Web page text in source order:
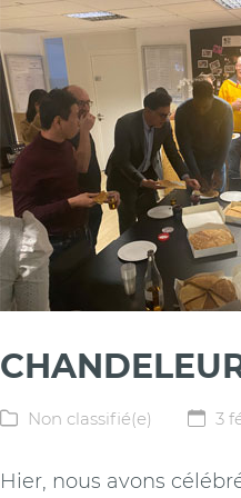
Non classifié(e) 3
Hier, nous avons